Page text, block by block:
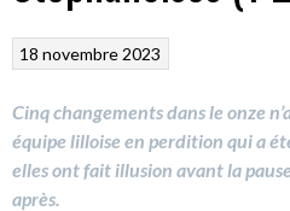
18 novembre 2023
Cinq changements dans le onze
équipe lilloise en perdition qui a
elles ont fait illusion avant la
après.